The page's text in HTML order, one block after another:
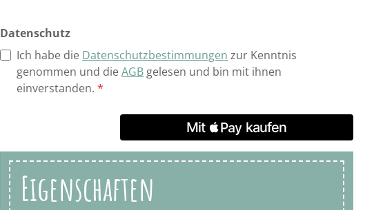
Datenschutz
Ich habe die Datenschutzbestimmungen zur Kenntnis
genommen und dieAGB gelesen und bin mit ihnen
einverstanden.*
Eigenschaften